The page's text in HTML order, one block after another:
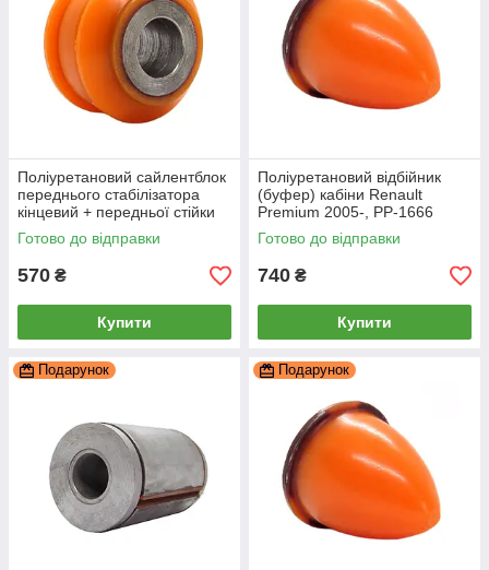
Поліуретановий сайлентблок
переднього стабілізатора
кінцевий + передньої стійки
стабілізатора верхній Renault
Premium 2005-,,
Готово до відправки
570 ₴
Купити
Поліуретановий відбійник
(буфер) кабіни Renault
Premium 2005-, PP-1666
Готово до відправки
740 ₴
Купити
Подарунок Подарунок